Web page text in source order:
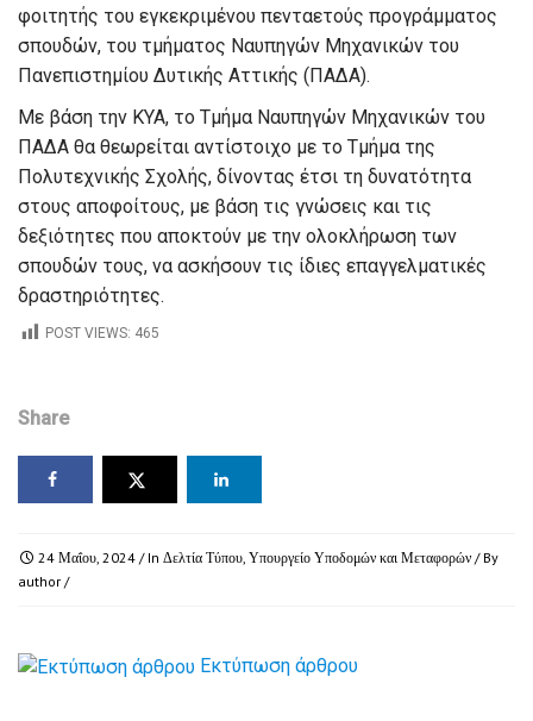
φοιτητής του εγκεκριμένου πενταετούς προγράμματος
σπουδών, του τμήματος Ναυπηγών Μηχανικών του
Πανεπιστημίου Δυτικής Αττικής (ΠΑΔΑ).
Με βάση την ΚΥΑ, το Τμήμα Ναυπηγών Μηχανικών του
ΠΑΔΑ θα θεωρείται αντίστοιχο με το Τμήμα της
Πολυτεχνικής Σχολής, δίνοντας έτσι τη δυνατότητα
στους αποφοίτους, με βάση τις γνώσεις και τις
δεξιότητες που αποκτούν με την ολοκλήρωση των
σπουδών τους, να ασκήσουν τις ίδιες επαγγελματικές
δραστηριότητες.
POST VIEWS: 465
Share
24 Μαΐου, 2024 / In Δελτία Τύπου, Υπουργείο Υποδομών και Μεταφορών / By
author /
Εκτύπωση άρθρου